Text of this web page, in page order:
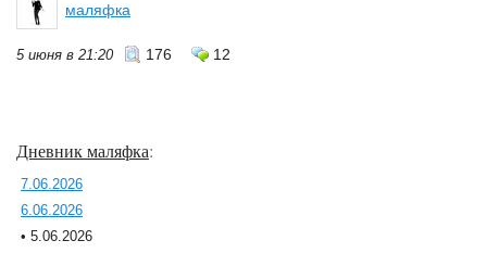
маляфка
5 июня в 21:20 176 12
Дневник маляфка:
7.06.2026
6.06.2026
• 5.06.2026